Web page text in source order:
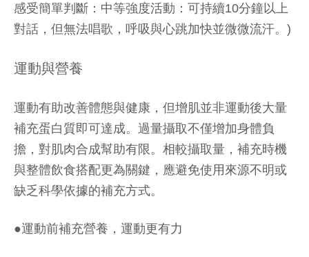
感受簡單判斷：中等強度活動：可持續10分鐘以上
對話，但無法唱歌，呼吸與心跳加快並微微流汗。)
運動與營養
運動有助改善體態與健康，但增肌並非運動後大量
補充蛋白質即可達成。過量攝取不僅增加身體負
擔，對肌肉合成幫助有限。相較攝取量，補充時機
與整體飲食搭配更為關鍵，應避免使用來源不明或
缺乏科學依據的補充方式。
●運動前補充營養，運動更有力